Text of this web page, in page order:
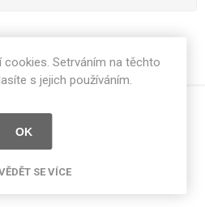
Novinky
cookies. Setrváním na těchto
s jejich používáním.
OK
SE VÍCE